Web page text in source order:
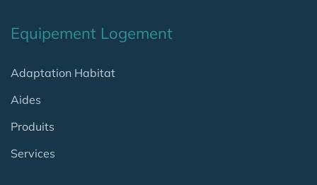
Equipement Logement
Adaptation Habitat
Aides
Produits
Services